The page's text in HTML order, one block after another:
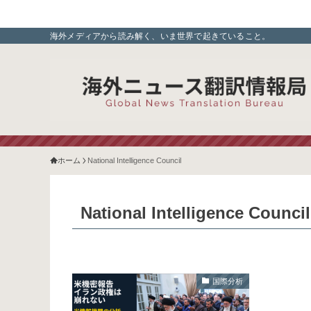
海外メディアから読み解く、いま世界で起きていること。
ホーム National Intelligence Council
National Intelligence Council
国際分析